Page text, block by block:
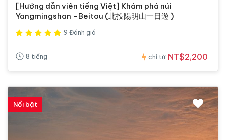
[Hướng dẫn viên tiếng Việt] Khám phá núi
Yangmingshan –Beitou (北投陽明山一日遊 )
9 Đánh giá
8 tiếng chỉ từ NT$2,200
Nổi bật